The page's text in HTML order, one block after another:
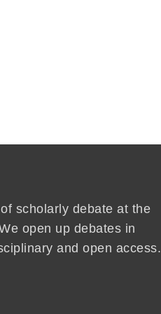
scholarly debate at the
open up debates in
and open access.